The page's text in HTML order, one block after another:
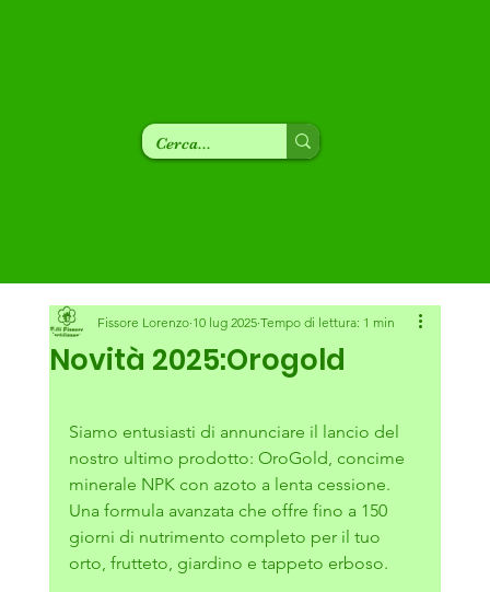
Novità 2025:Orogold
Fissore Lorenzo 10 lug 2025 Tempo di lettura: 1 min
Siamo entusiasti di annunciare il lancio del
nostro ultimo prodotto: OroGold, concime
minerale NPK con azoto a lenta cessione.
Una formula avanzata che offre fino a 150
giorni di nutrimento completo per il tuo
orto, frutteto, giardino e tappeto erboso.